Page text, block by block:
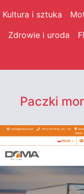
Kultura i sztuka
Zdrowie i uroda
Paczki